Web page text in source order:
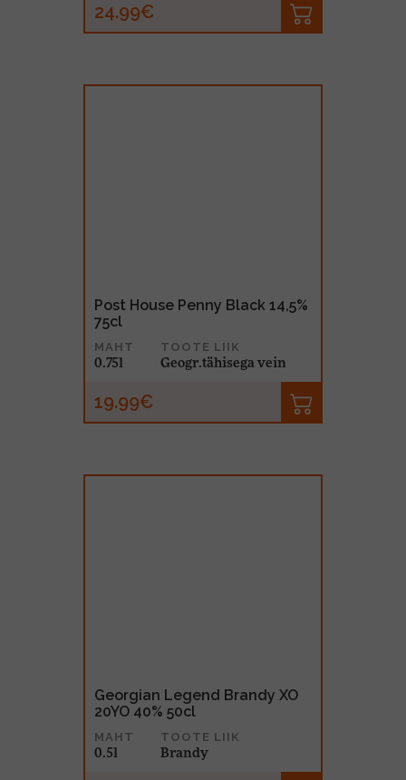
24.99€
Post House Penny Black 14,5%
75cl
MAHT
0.75l
TOOTE LIIK
Geogr.tähisega vein
19.99€
Georgian Legend Brandy XO
20YO 40% 50cl
MAHT
0.5l
TOOTE LIIK
Brandy